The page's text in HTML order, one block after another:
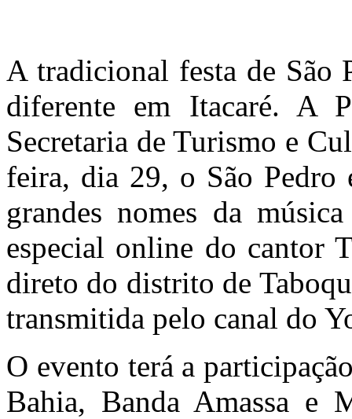
A tradicional festa de São
diferente em Itacaré. A
Secretaria de Turismo e
feira, dia 29, o São Pedro
grandes nomes da
especial online do cantor
direto do distrito de
transmitida pelo canal do
O evento terá a
Bahia, Banda Amassa e